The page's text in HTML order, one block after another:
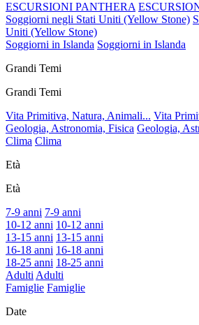
ESCURSIONI PANTHERA
Soggiorni negli Stati Uniti (Yellow Stone)
Uniti (Yellow Stone)
Soggiorni in Islanda Soggiorni in Islanda
Grandi Temi
Grandi Temi
Vita Primitiva, Natura, Animali... Vita
Geologia, Astronomia, Fisica Geologia,
Clima Clima
Età
Età
7-9 anni 7-9 anni
10-12 anni 10-12 anni
13-15 anni 13-15 anni
16-18 anni 16-18 anni
18-25 anni 18-25 anni
AdultiAdulti
Famiglie Famiglie
Date